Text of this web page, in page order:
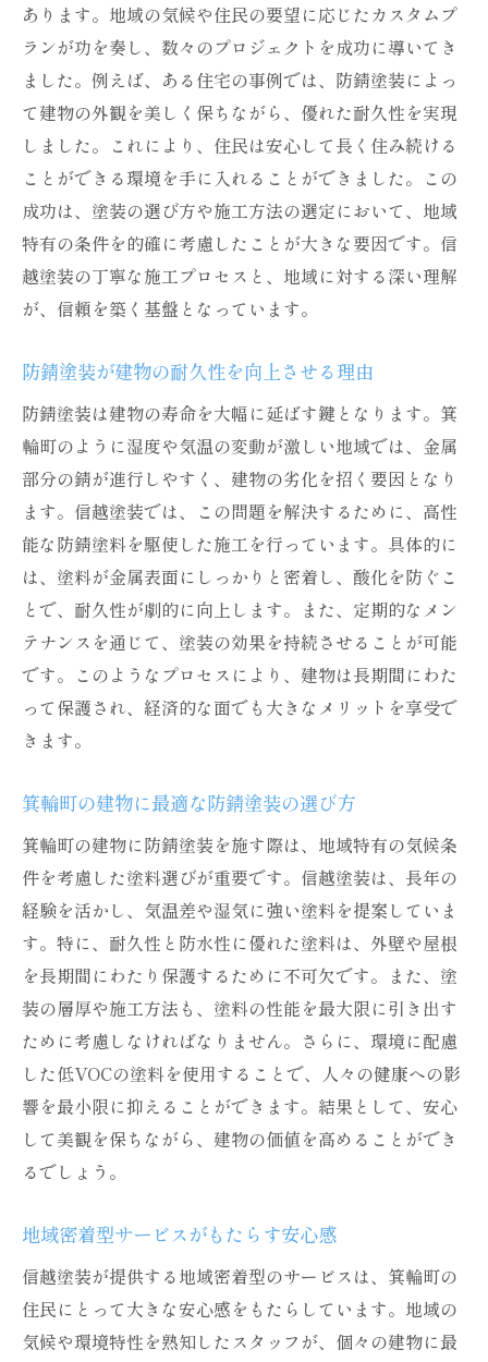
長寿命の鍵となる防錆塗装テクニック
日常のメンテナンスで寿命を延ばす方法
信越塗装が提供する保証とアフターサービ
ス
施工後のフォローアップの重要性
防錆塗装がもたらすコスト削減効果
顧客満足度向上のための工夫
信越塗装の成功事例に学ぶ耐久性の秘訣
直面した課題を乗り越えた成功事例
高耐久性を実現した具体的な施工例
成功事例から得た学びと改善点
事例に基づくアドバイスと提案
顧客の声に基づいた改善と成長
箕輪町で信頼を築く塗装サービスの裏側
地域住民との信頼関係の築き方
高品質サービスを支えるスタッフの訓練
信越塗装の事業哲学と顧客第一主義
サービス改善への絶え間ない努力
顧客の声を活かしたサービス向上
美観と耐久性を両立するための防錆塗装の選択
美観を損なわない防錆塗装の選び方
耐久性を重視した塗料の特長
箕輪町の建物に適したカラーデザイン
信越塗装が提供するデザイン提案
美しさと機能を兼ね備えた施工事例
長期間美観を保つメンテナンス方法
箕輪町の建物を長持ちさせるための塗装知識
建物の寿命を延ばすための基礎知識
経年劣化を遅らせるための塗装技術
施工前後の注意点とメンテナンス
建物を長持ちさせる塗装の選び方
専門家に相談する際のポイント
あります。地域の気候や住民の要望に応じたカスタムプ
ランが功を奏し、数々のプロジェクトを成功に導いてき
ました。例えば、ある住宅の事例では、防錆塗装によっ
て建物の外観を美しく保ちながら、優れた耐久性を実現
しました。これにより、住民は安心して長く住み続ける
ことができる環境を手に入れることができました。この
成功は、塗装の選び方や施工方法の選定において、地域
特有の条件を的確に考慮したことが大きな要因です。信
越塗装の丁寧な施工プロセスと、地域に対する深い理解
が、信頼を築く基盤となっています。
防錆塗装が建物の耐久性を向上させる理由
防錆塗装は建物の寿命を大幅に延ばす鍵となります。箕
輪町のように湿度や気温の変動が激しい地域では、金属
部分の錆が進行しやすく、建物の劣化を招く要因となり
ます。信越塗装では、この問題を解決するために、高性
能な防錆塗料を駆使した施工を行っています。具体的に
は、塗料が金属表面にしっかりと密着し、酸化を防ぐこ
とで、耐久性が劇的に向上します。また、定期的なメン
テナンスを通じて、塗装の効果を持続させることが可能
です。このようなプロセスにより、建物は長期間にわた
って保護され、経済的な面でも大きなメリットを享受で
きます。
箕輪町の建物に最適な防錆塗装の選び方
箕輪町の建物に防錆塗装を施す際は、地域特有の気候条
件を考慮した塗料選びが重要です。信越塗装は、長年の
経験を活かし、気温差や湿気に強い塗料を提案していま
す。特に、耐久性と防水性に優れた塗料は、外壁や屋根
を長期間にわたり保護するために不可欠です。また、塗
装の層厚や施工方法も、塗料の性能を最大限に引き出す
ために考慮しなければなりません。さらに、環境に配慮
した低VOCの塗料を使用することで、人々の健康への影
響を最小限に抑えることができます。結果として、安心
して美観を保ちながら、建物の価値を高めることができ
るでしょう。
地域密着型サービスがもたらす安心感
信越塗装が提供する地域密着型のサービスは、箕輪町の
住民にとって大きな安心感をもたらしています。地域の
気候や環境特性を熟知したスタッフが、個々の建物に最